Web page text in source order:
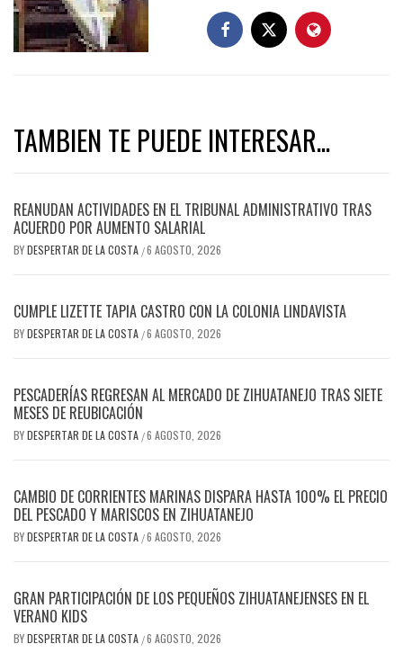
TAMBIEN TE PUEDE INTERESAR...
REANUDAN ACTIVIDADES EN EL TRIBUNAL ADMINISTRATIVO TRAS
ACUERDO POR AUMENTO SALARIAL
BYDESPERTAR DE LA COSTA /6 AGOSTO, 2026
CUMPLE LIZETTE TAPIA CASTRO CON LA COLONIA LINDAVISTA
BYDESPERTAR DE LA COSTA /6 AGOSTO, 2026
PESCADERÍAS REGRESAN AL MERCADO DE ZIHUATANEJO TRAS SIETE
MESES DE REUBICACIÓN
BYDESPERTAR DE LA COSTA /6 AGOSTO, 2026
CAMBIO DE CORRIENTES MARINAS DISPARA HASTA 100% EL PRECIO
DEL PESCADO Y MARISCOS EN ZIHUATANEJO
BYDESPERTAR DE LA COSTA /6 AGOSTO, 2026
GRAN PARTICIPACIÓN DE LOS PEQUEÑOS ZIHUATANEJENSES EN EL
VERANO KIDS
BYDESPERTAR DE LA COSTA /6 AGOSTO, 2026